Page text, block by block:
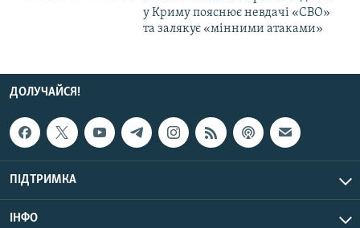
у Криму пояснює невдачі «СВО»
та залякує «мінними атаками»
ДОЛУЧАЙСЯ!
ПІДТРИМКА
ІНФО